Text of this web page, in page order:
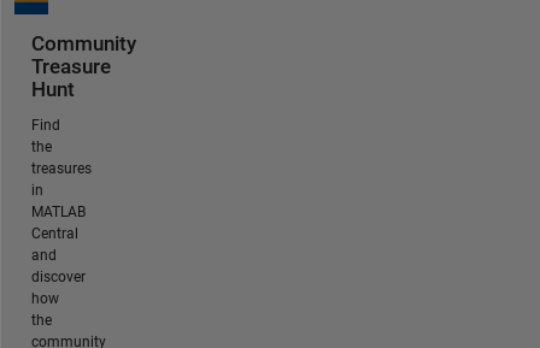
Community
Treasure
Hunt
Find
the
treasures
in
MATLAB
Central
and
discover
how
the
community